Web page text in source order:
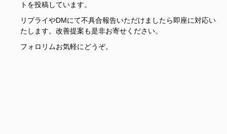
トを投稿しています。
リプライやDMにて不具合報告いただけましたら即座に対応い
たします。改善提案も是非お寄せください。
フォロリムお気軽にどうぞ。